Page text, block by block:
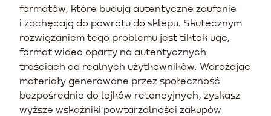
formatów, które budują autentyczne zaufanie
i zachęcają do powrotu do sklepu. Skutecznym
rozwiązaniem tego problemu jest tiktok ugc,
format wideo oparty na autentycznych
treściach od realnych użytkowników. Wdrażając
materiały generowane przez społeczność
bezpośrednio do lejków retencyjnych, zyskasz
wyższe wskaźniki powtarzalności zakupów